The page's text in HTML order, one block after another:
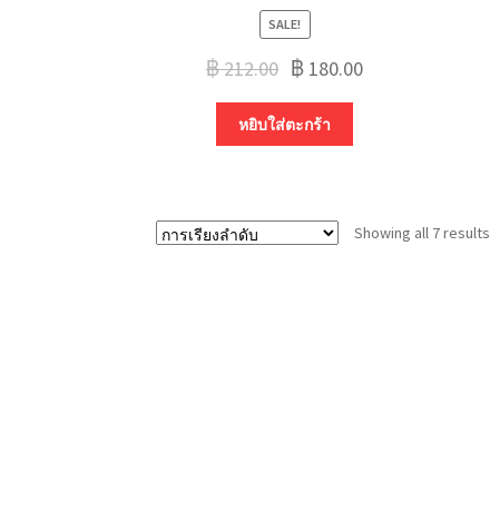
SALE!
฿212.00 ฿ 180.00
หยิบใส่ตะกร้า
Showing all 7 results